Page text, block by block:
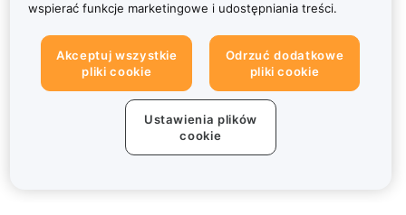
wspierać funkcje marketingowe i udostępniania treści.
Akceptuj wszystkie
pliki cookie
Odrzuć dodatkowe
pliki cookie
Ustawienia plików
cookie